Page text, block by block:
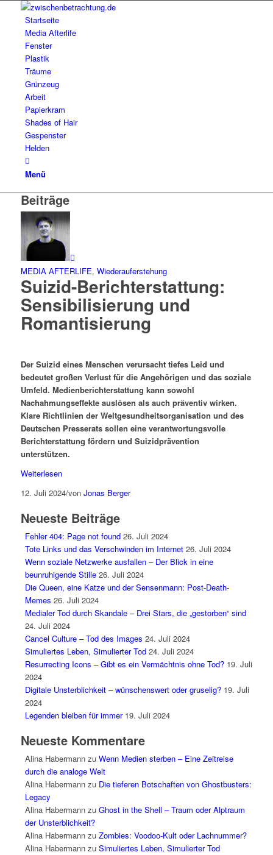
Startseite
Media Afterlife
Fenster
Plastik
Träume
Grünzeug
Arbeit
Papierkram
Shades of Hair
Gespenster
Helden
Menü
Beiträge
MEDIA AFTERLIFE, Wiederauferstehung
Suizid-Berichterstattung:
Sensibilisierung und
Romantisierung
Der Suizid eines Menschen verursacht tiefes Leid und
bedeutet großen Verlust für die Angehörigen und das soziale
Umfeld. Medienberichterstattung kann sowohl
Nachahmungseffekte auslösen als auch präventiv wirken.
Klare Richtlinien der Weltgesundheitsorganisation und des
Deutschen Presserats sollen eine verantwortungsvolle
Berichterstattung fördern und Suizidprävention
unterstützen.
Weiterlesen
12. Juli 2024/von Jonas Berger
Neueste Beiträge
Fehler 404: Page not found 26. Juli 2024
Tote Links und das Verschwinden im Internet 26. Juli 2024
Wenn soziale Netzwerke ausfallen – Der Blick in eine
beunruhigende Stille 26. Juli 2024
Die Queen, eine Katze und der Sensenmann: Post-Death-
Memes 26. Juli 2024
Medialer Tod durch Skandale – Drei Stars, die „gestorben“ sind
24. Juli 2024
Cancel Culture – Tod des Images 24. Juli 2024
Simuliertes Leben, Simulierter Tod 24. Juli 2024
Resurrecting Icons – Gibt es ein Vermächtnis ohne Tod? 19. Juli
2024
Digitale Unsterblichkeit – wünschenswert oder gruselig? 19. Juli
2024
Legenden bleiben für immer 19. Juli 2024
Neueste Kommentare
Alina Habermannzu Wenn Medien sterben – Eine Zeitreise
durch die analoge Welt
Alina Habermannzu Die tieferen Botschaften von Ghostbusters:
Legacy
Alina Habermannzu Ghost in the Shell – Traum oder Alptraum
der Unsterblichkeit?
Alina Habermannzu Zombies: Voodoo-Kult oder Lachnummer?
Alina Habermannzu Simuliertes Leben, Simulierter Tod